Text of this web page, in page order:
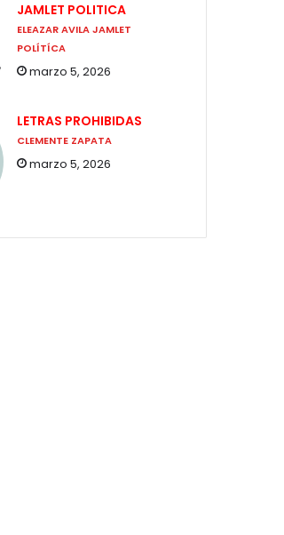
JAMLET POLITICA
ELEAZAR AVILA JAMLET
POLÍTÍCA
marzo 5, 2026
LETRAS PROHIBIDAS
CLEMENTE ZAPATA
marzo 5, 2026